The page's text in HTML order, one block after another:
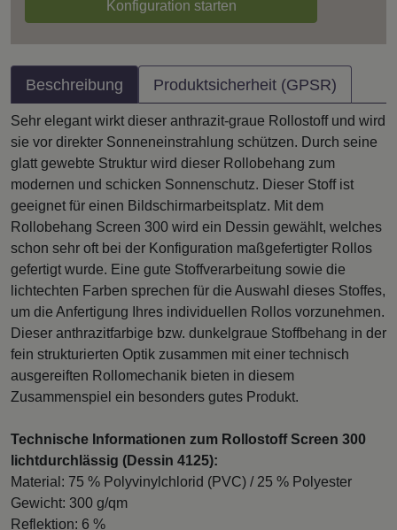
Konfiguration starten
Beschreibung Produktsicherheit (GPSR)
Sehr elegant wirkt dieser anthrazit-graue Rollostoff und wird
sie vor direkter Sonneneinstrahlung schützen. Durch seine
glatt gewebte Struktur wird dieser Rollobehang zum
modernen und schicken Sonnenschutz. Dieser Stoff ist
geeignet für einen Bildschirmarbeitsplatz. Mit dem
Rollobehang Screen 300 wird ein Dessin gewählt, welches
schon sehr oft bei der Konfiguration maßgefertigter Rollos
gefertigt wurde. Eine gute Stoffverarbeitung sowie die
lichtechten Farben sprechen für die Auswahl dieses Stoffes,
um die Anfertigung Ihres individuellen Rollos vorzunehmen.
Dieser anthrazitfarbige bzw. dunkelgraue Stoffbehang in der
fein strukturierten Optik zusammen mit einer technisch
ausgereiften Rollomechanik bieten in diesem
Zusammenspiel ein besonders gutes Produkt.
Technische Informationen zum Rollostoff Screen 300
lichtdurchlässig (Dessin 4125):
Material: 75 % Polyvinylchlorid (PVC) / 25 % Polyester
Gewicht: 300 g/qm
Reflektion: 6 %